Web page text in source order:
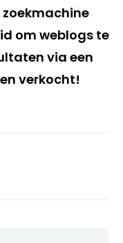
zoekmachine
om weblogs te
via een
verkocht!